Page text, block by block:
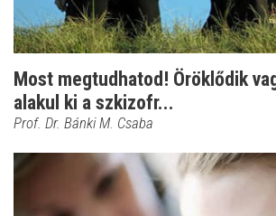
Most megtudhatod! Öröklődik
alakul ki a szkizofr...
Prof. Dr. Bánki M. Csaba